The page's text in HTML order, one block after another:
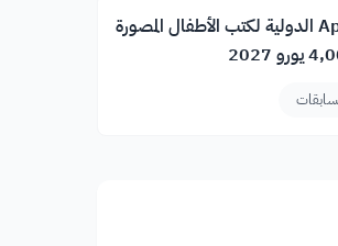
جائزة Apila الدولية لكتب الأطفال المصورة